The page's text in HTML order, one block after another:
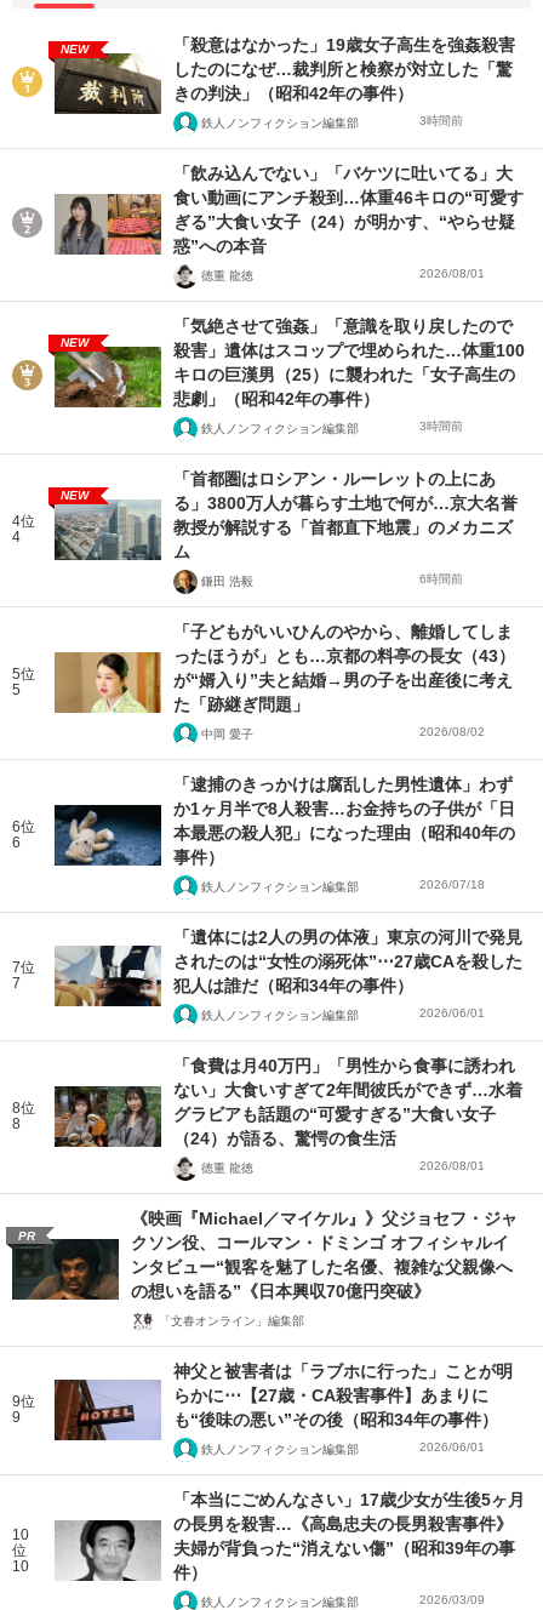
NEW
「殺意はなかった」19歳女子高生を強姦殺害
したのになぜ…裁判所と検察が対立した「驚
きの判決」（昭和42年の事件）
鉄人ノンフィクション編集部 3時間前
「飲み込んでない」「バケツに吐いてる」大
食い動画にアンチ殺到…体重46キロの“可愛す
ぎる”大食い女子（24）が明かす、“やらせ疑
惑”への本音
徳重 龍徳 2026/08/01
NEW
「気絶させて強姦」「意識を取り戻したので
殺害」遺体はスコップで埋められた…体重100
キロの巨漢男（25）に襲われた「女子高生の
悲劇」（昭和42年の事件）
鉄人ノンフィクション編集部 3時間前
4位
4
NEW
「首都圏はロシアン・ルーレットの上にあ
る」3800万人が暮らす土地で何が…京大名誉
教授が解説する「首都直下地震」のメカニズ
ム
鎌田 浩毅 6時間前
5位
5
「子どもがいいひんのやから、離婚してしま
ったほうが」とも…京都の料亭の長女（43）
が“婿入り”夫と結婚→男の子を出産後に考え
た「跡継ぎ問題」
中岡 愛子 2026/08/02
6位
6
「逮捕のきっかけは腐乱した男性遺体」わず
か1ヶ月半で8人殺害…お金持ちの子供が「日
本最悪の殺人犯」になった理由（昭和40年の
事件）
鉄人ノンフィクション編集部 2026/07/18
7位
7
「遺体には2人の男の体液」東京の河川で発見
されたのは“女性の溺死体”⋯27歳CAを殺した
犯人は誰だ（昭和34年の事件）
鉄人ノンフィクション編集部 2026/06/01
8位
8
「食費は月40万円」「男性から食事に誘われ
ない」大食いすぎて2年間彼氏ができず…水着
グラビアも話題の“可愛すぎる”大食い女子
（24）が語る、驚愕の食生活
徳重 龍徳 2026/08/01
PR
《映画『Michael／マイケル』》父ジョセフ・ジャ
クソン役、コールマン・ドミンゴ オフィシャルイ
ンタビュー“観客を魅了した名優、複雑な父親像へ
の想いを語る”《日本興収70億円突破》
「文春オンライン」編集部
9位
9
神父と被害者は「ラブホに行った」ことが明
らかに⋯【27歳・CA殺害事件】あまりに
も“後味の悪い”その後（昭和34年の事件）
鉄人ノンフィクション編集部 2026/06/01
10
位
10
「本当にごめんなさい」17歳少女が生後5ヶ月
の長男を殺害…《高島忠夫の長男殺害事件》
夫婦が背負った“消えない傷”（昭和39年の事
件）
鉄人ノンフィクション編集部 2026/03/09